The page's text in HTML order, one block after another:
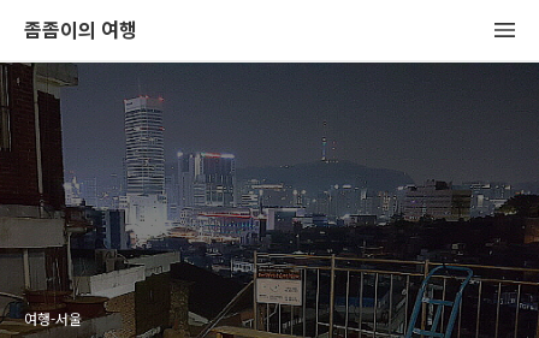
좀좀이의 여행
여행-서울